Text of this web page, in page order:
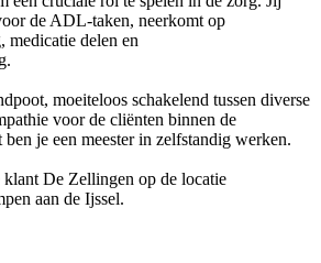
de ADL-taken, neerkomt op
medicatie delen en
moeiteloos schakelend tussen diverse
voor de cliënten binnen de
ben je een meester in zelfstandig werken.
klant De Zellingen op de locatie
aan de Ijssel.